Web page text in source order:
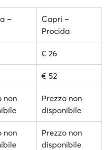
–
Capri –
Procida
€ 26
€ 52
non
Prezzo non
disponibile
non
Prezzo non
disponibile